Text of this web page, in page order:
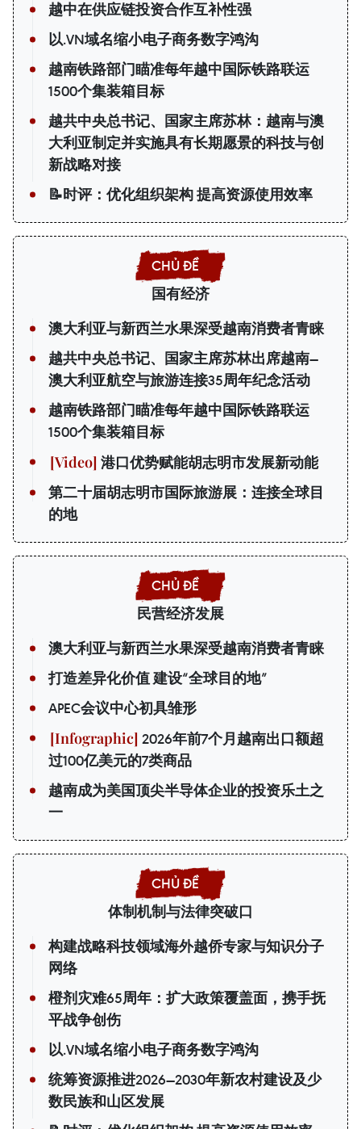
越中在供应链投资合作互补性强
以.VN域名缩小电子商务数字鸿沟
越南铁路部门瞄准每年越中国际铁路联运
1500个集装箱目标
越共中央总书记、国家主席苏林：越南与澳
大利亚制定并实施具有长期愿景的科技与创
新战略对接
📝时评：优化组织架构 提高资源使用效率
国有经济
澳大利亚与新西兰水果深受越南消费者青睐
越共中央总书记、国家主席苏林出席越南—
澳大利亚航空与旅游连接35周年纪念活动
越南铁路部门瞄准每年越中国际铁路联运
1500个集装箱目标
港口优势赋能胡志明市发展新动能
第二十届胡志明市国际旅游展：连接全球目
的地
民营经济发展
澳大利亚与新西兰水果深受越南消费者青睐
打造差异化价值 建设“全球目的地”
APEC会议中心初具雏形
2026年前7个月越南出口额超
过100亿美元的7类商品
越南成为美国顶尖半导体企业的投资乐土之
一
体制机制与法律突破口
构建战略科技领域海外越侨专家与知识分子
网络
橙剂灾难65周年：扩大政策覆盖面，携手抚
平战争创伤
以.VN域名缩小电子商务数字鸿沟
统筹资源推进2026—2030年新农村建设及少
数民族和山区发展